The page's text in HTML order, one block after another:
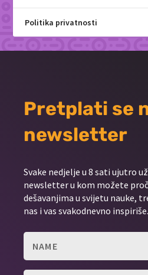
Politika privatnosti
Pretplati se
newsletter
Svake nedjelje u 8 sati ujutro
newsletter u kom možete
dešavanjima u svijetu nauke,
nas i vas svakodnevno inspiriše.